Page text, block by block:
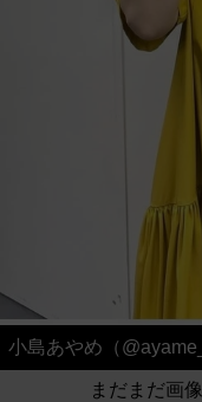
小島あやめ（
まだまだ画